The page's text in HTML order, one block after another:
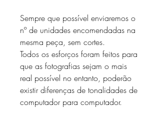
Sempre que possível enviaremos o
nº de unidades encomendadas na
mesma peça, sem cortes.
Todos os esforços foram feitos para
que as fotografias sejam o mais
real possível no entanto, poderão
existir diferenças de tonalidades de
computador para computador.